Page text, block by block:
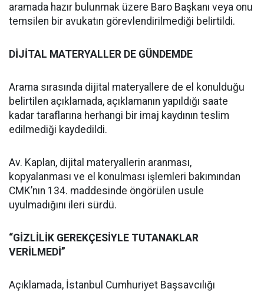
aramada hazır bulunmak üzere Baro Başkanı veya onu
temsilen bir avukatın görevlendirilmediği belirtildi.
DİJİTAL MATERYALLER DE GÜNDEMDE
Arama sırasında dijital materyallere de el konulduğu
belirtilen açıklamada, açıklamanın yapıldığı saate
kadar taraflarına herhangi bir imaj kaydının teslim
edilmediği kaydedildi.
Av. Kaplan, dijital materyallerin aranması,
kopyalanması ve el konulması işlemleri bakımından
CMK’nın 134. maddesinde öngörülen usule
uyulmadığını ileri sürdü.
“GİZLİLİK GEREKÇESİYLE TUTANAKLAR
VERİLMEDİ”
Açıklamada, İstanbul Cumhuriyet Başsavcılığı